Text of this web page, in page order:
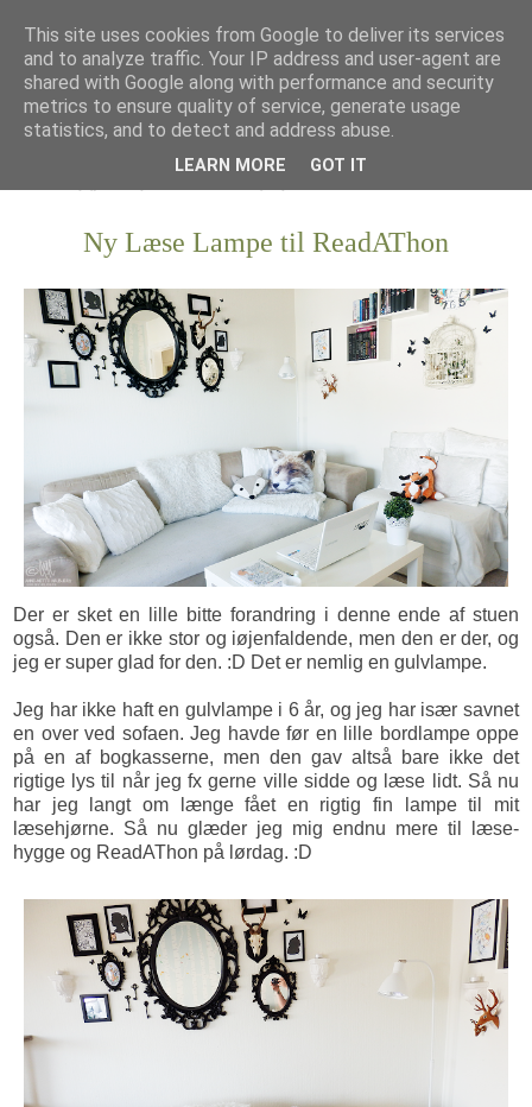
Ny Læse Lampe til ReadAThon
Der er sket en lille bitte forandring i denne ende af stuen
også. Den er ikke stor og iøjenfaldende, men den er der, og
jeg er super glad for den. :D Det er nemlig en gulvlampe.
Jeg har ikke haft en gulvlampe i 6 år, og jeg har især savnet
en over ved sofaen. Jeg havde før en lille bordlampe oppe
på en af bogkasserne, men den gav altså bare ikke det
rigtige lys til når jeg fx gerne ville sidde og læse lidt. Så nu
har jeg langt om længe fået en rigtig fin lampe til mit
læsehjørne. Så nu glæder jeg mig endnu mere til læse-
hygge og ReadAThon på lørdag. :D
This site uses cookies from Google to deliver its services
and to analyze traffic. Your IP address and user-agent are
shared with Google along with performance and security
metrics to ensure quality of service, generate usage
statistics, and to detect and address abuse.
LEARN MORE GOT IT